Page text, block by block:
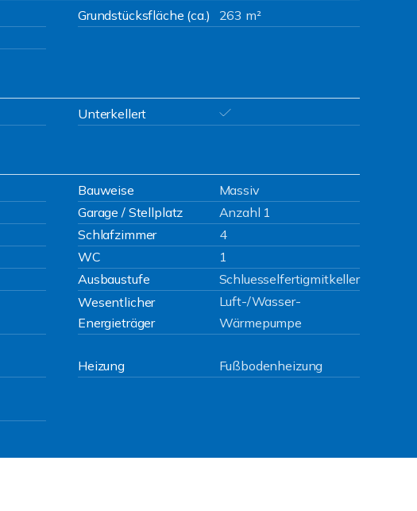
Grundstücksfläche (ca.)
263 m²
Unterkellert
Bauweise
Massiv
Garage / Stellplatz
Anzahl 1
Schlafzimmer
4
WC
1
Ausbaustufe Schluesselfertigmitkeller
Wesentlicher
Energieträger
Luft-/Wasser-
Wärmepumpe
Heizung Fußbodenheizung